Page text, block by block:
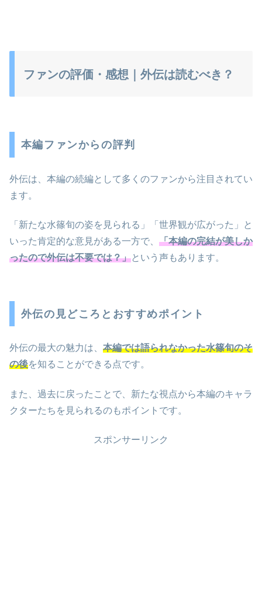
ファンの評価・感想｜外伝は読むべき？
本編ファンからの評判
外伝は、本編の続編として多くのファンから注目されてい
ます。
「新たな水篠旬の姿を見られる」「世界観が広がった」と
いった肯定的な意見がある一方で、 「本編の完結が美しか
ったので外伝は不要では？」という声もあります。
外伝の見どころとおすすめポイント
外伝の最大の魅力は、 本編では語られなかった水篠旬のそ
の後を知ることができる点です。
また、過去に戻ったことで、新たな視点から本編のキャラ
クターたちを見られるのもポイントです。
スポンサーリンク